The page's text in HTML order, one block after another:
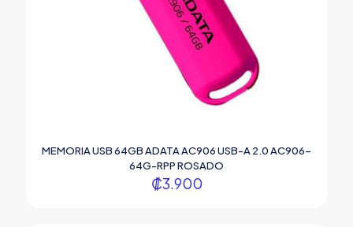
MEMORIA USB 64GB ADATA AC906 USB-A 2.0 AC906-
64G-RPP ROSADO
₡3.900